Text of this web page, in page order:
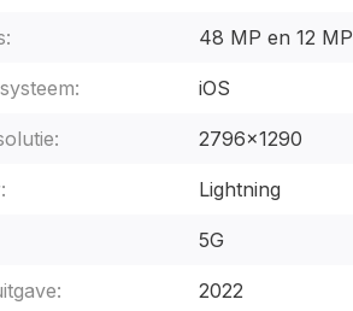
48 MP en 12 MP
iOS
2796x1290
Lightning
5G
2022